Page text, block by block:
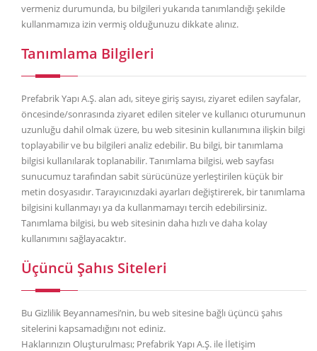
vermeniz durumunda, bu bilgileri yukarıda tanımlandığı şekilde
kullanmamıza izin vermiş olduğunuzu dikkate alınız.
Tanımlama Bilgileri
Prefabrik Yapı A.Ş. alan adı, siteye giriş sayısı, ziyaret edilen sayfalar,
öncesinde/sonrasında ziyaret edilen siteler ve kullanıcı oturumunun
uzunluğu dahil olmak üzere, bu web sitesinin kullanımına ilişkin bilgi
toplayabilir ve bu bilgileri analiz edebilir. Bu bilgi, bir tanımlama
bilgisi kullanılarak toplanabilir. Tanımlama bilgisi, web sayfası
sunucumuz tarafından sabit sürücünüze yerleştirilen küçük bir
metin dosyasıdır. Tarayıcınızdaki ayarları değiştirerek, bir tanımlama
bilgisini kullanmayı ya da kullanmamayı tercih edebilirsiniz.
Tanımlama bilgisi, bu web sitesinin daha hızlı ve daha kolay
kullanımını sağlayacaktır.
Üçüncü Şahıs Siteleri
Bu Gizlilik Beyannamesi’nin, bu web sitesine bağlı üçüncü şahıs
sitelerini kapsamadığını not ediniz.
Haklarınızın Oluşturulması; Prefabrik Yapı A.Ş. ile İletişim